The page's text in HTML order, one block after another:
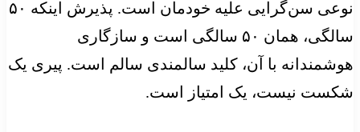
نوعی سن‌گرایی علیه خودمان است. پذیرش اینکه ۵۰
سالگی، همان ۵۰ سالگی است و سازگاری
هوشمندانه با آن، کلید سالمندی سالم است. پیری یک
شکست نیست، یک امتیاز است.